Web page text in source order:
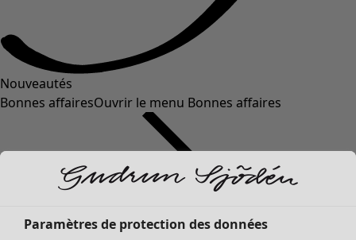
Nouveautés
Bonnes affairesOuvrir le menu Bonnes affaires
Paramètres de protection des données